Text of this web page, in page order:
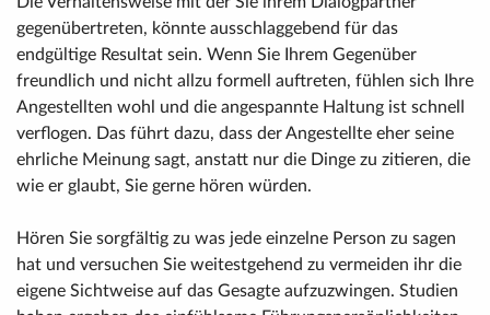
gegenübertreten, könnte ausschlaggebend für das
endgültige Resultat sein. Wenn Sie Ihrem Gegenüber
freundlich und nicht allzu formell auftreten, fühlen sich Ihre
Angestellten wohl und die angespannte Haltung ist schnell
verflogen. Das führt dazu, dass der Angestellte eher seine
ehrliche Meinung sagt, anstatt nur die Dinge zu zitieren, die
wie er glaubt, Sie gerne hören würden.
Hören Sie sorgfältig zu was jede einzelne Person zu sagen
hat und versuchen Sie weitestgehend zu vermeiden ihr die
eigene Sichtweise auf das Gesagte aufzuzwingen. Studien